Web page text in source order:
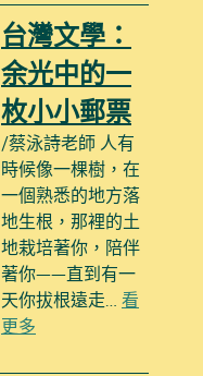
台灣文學：
余光中的一
枚小小郵票
/蔡泳詩老師 人有
時候像一棵樹，在
一個熟悉的地方落
地生根，那裡的土
地栽培著你，陪伴
著你——直到有一
天你拔根遠走… 看
更多